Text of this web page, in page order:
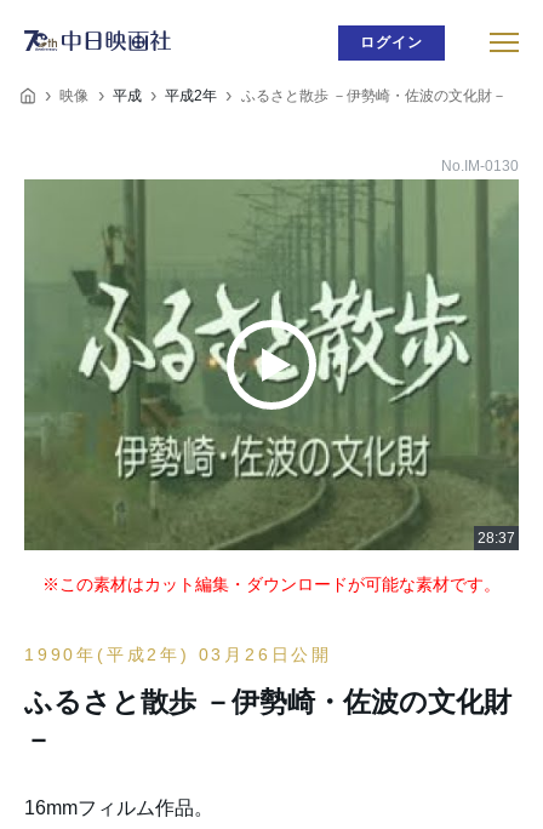
ログイン
映像 平成 平成2年 ふるさと散歩 －伊勢崎・佐波の文化財－
No.IM-0130
※この素材はカット編集・ダウンロードが可能な素材です。
1990年(平成2年) 03月26日公開
ふるさと散歩 －伊勢崎・佐波の文化財
－
16mmフィルム作品。